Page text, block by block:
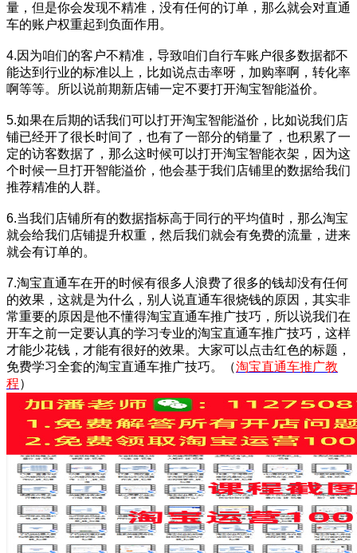
量，但是你会发现不精准，没有任何的订单，那么就会对直通
车的账户权重起到负面作用。
4.因为咱们的客户不精准，导致咱们自行车账户很多数据都不
能达到行业的标准以上，比如说点击率呀，加购率啊，转化率
啊等等。所以说前期新店铺一定不要打开淘宝智能溢价。
5.如果在后期的话我们可以打开淘宝智能溢价，比如说我们店
铺已经开了很长时间了，也有了一部分的销量了，也积累了一
定的访客数据了，那么这时候可以打开淘宝智能衣架，因为这
个时候一旦打开智能溢价，他会基于我们店铺里的数据给我们
推荐精准的人群。
6.当我们店铺所有的数据指标高于同行的平均值时，那么淘宝
就会给我们店铺提升权重，然后我们就会有免费的流量，进来
就会有订单的。
7.淘宝直通车在开的时候有很多人浪费了很多的钱却没有任何
的效果，这就是为什么，别人说直通车很烧钱的原因，其实非
常重要的原因是他不懂得淘宝直通车推广技巧，所以说我们在
开车之前一定要认真的学习专业的淘宝直通车推广技巧，这样
才能少花钱，才能有很好的效果。大家可以点击红色的标题，
免费学习全套的淘宝直通车推广技巧。（淘宝直通车推广教
程）